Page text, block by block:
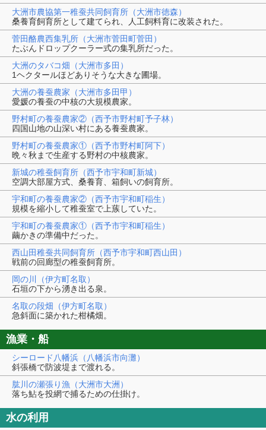
大洲市農協第一稚蚕共同飼育所（大洲市徳森）
桑養育飼育所として建てられ、人工飼料育に改装された。
菅田酪農西集乳所（大洲市菅田町菅田）
たぶんドロップクーラー式の集乳所だった。
大洲のタバコ畑（大洲市多田）
1ヘクタールほどありそうな大きな圃場。
大洲の養蚕農家（大洲市多田甲）
愛媛の養蚕の中核の大規模農家。
野村町の養蚕農家②（西予市野村町予子林）
四国山地の山深い村にある養蚕農家。
野村町の養蚕農家①（西予市野村町阿下）
晩々秋まで生産する野村の中核農家。
新城の稚蚕飼育所（西予市宇和町新城）
空調大部屋方式、桑養育、箱飼いの飼育所。
宇和町の養蚕農家②（西予市宇和町稲生）
規模を縮小して稚蚕室で上蔟していた。
宇和町の養蚕農家①（西予市宇和町稲生）
繭かきの準備中だった。
西山田稚蚕共同飼育所（西予市宇和町西山田）
戦前の回廊型の稚蚕飼育所。
岡の川（伊方町名取）
石垣の下から湧き出る泉。
名取の段畑（伊方町名取）
急斜面に築かれた柑橘畑。
漁業・船
シーロード八幡浜（八幡浜市向灘）
斜張橋で防波堤まで渡れる。
肱川の瀬張り漁（大洲市大洲）
落ち鮎を投網で捕るための仕掛け。
水の利用